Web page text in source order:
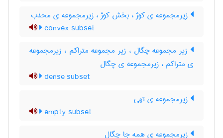
زیرمجموعه ی کوژ ، بخش کوژ ، زیرمجموعه ی محدب
convex subset
زیر مجموعه چگال ، زیر مجموعه متراکم ، زیرمجموعه
ی متراکم ، زیرمجموعه ی چگال
dense subset
زیرمجموعه ی تهی
empty subset
زیرمجموعه ی همه جا چگال